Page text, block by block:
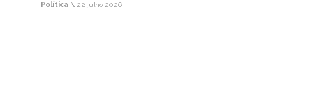
Política \ 22 julho 2026